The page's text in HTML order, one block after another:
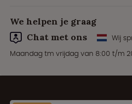
We helpen je graag
Chat met ons
Wij
Maandag tm vrijdag van 8:00 t/m